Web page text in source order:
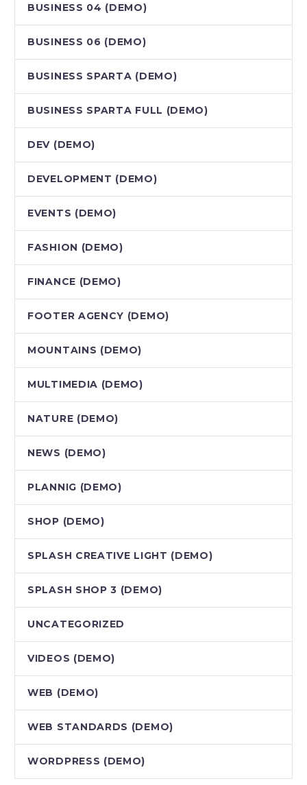
BUSINESS 04 (DEMO)
BUSINESS 06 (DEMO)
BUSINESS SPARTA (DEMO)
BUSINESS SPARTA FULL (DEMO)
DEV (DEMO)
DEVELOPMENT (DEMO)
EVENTS (DEMO)
FASHION (DEMO)
FINANCE (DEMO)
FOOTER AGENCY (DEMO)
MOUNTAINS (DEMO)
MULTIMEDIA (DEMO)
NATURE (DEMO)
NEWS (DEMO)
PLANNIG (DEMO)
SHOP (DEMO)
SPLASH CREATIVE LIGHT (DEMO)
SPLASH SHOP 3 (DEMO)
UNCATEGORIZED
VIDEOS (DEMO)
WEB (DEMO)
WEB STANDARDS (DEMO)
WORDPRESS (DEMO)